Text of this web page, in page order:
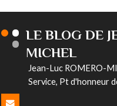
LE BLOG DE
MICHEL
Jean-Luc ROMERO-
Service, Pt d'honneur